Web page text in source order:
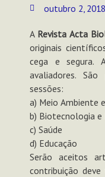
outubro 2, 2018
A Revista Acta
originais
cega e segura.
avaliadores.
sessões:
a) Meio Ambiente
b) Biotecnologia e
c) Saúde
d) Educação
Serão aceitos
contribuição